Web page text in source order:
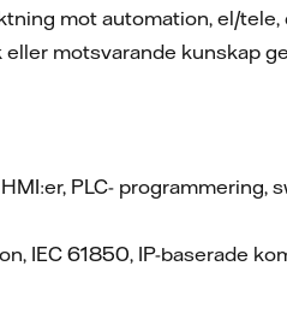
mot automation, el/
motsvarande kunskap
PLC- programmering,
IEC 61850, IP-baserade